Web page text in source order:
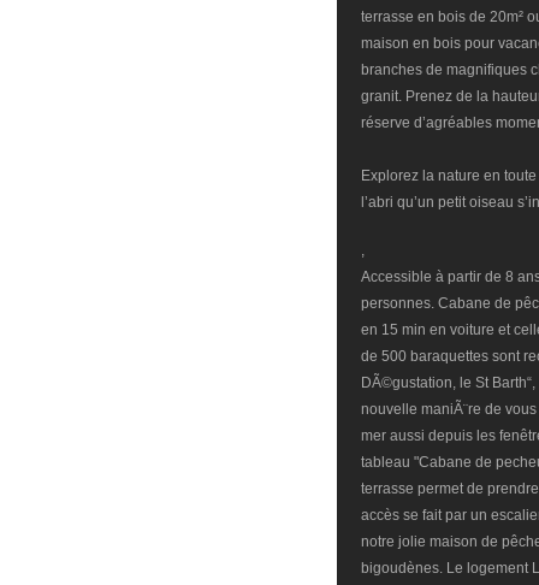
terrasse en bois de 20m²
maison en bois pour
branches de magnifiques
granit. Prenez de la
réserve d’agréables
Explorez la nature en
l’abri qu’un petit oiseau
,
Accessible à partir de 8
personnes. Cabane de
en 15 min en voiture et
de 500 baraquettes sont
DÃ©gustation, le St
nouvelle maniÃ¨re de vous
mer aussi depuis les
tableau "Cabane de
terrasse permet de
accès se fait par un
notre jolie maison de
bigoudènes. Le logement